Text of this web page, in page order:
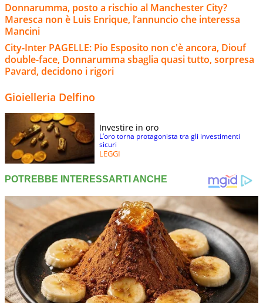
Donnarumma, posto a rischio al Manchester City?
Maresca non è Luis Enrique, l’annuncio che interessa
Mancini
City-Inter PAGELLE: Pio Esposito non c'è ancora, Diouf
double-face, Donnarumma sbaglia quasi tutto, sorpresa
Pavard, decidono i rigori
Gioielleria Delfino
Investire in oro
L’oro torna protagonista tra gli investimenti
sicuri
LEGGI